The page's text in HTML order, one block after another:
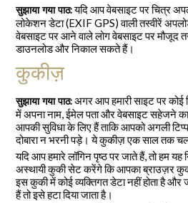
सुझाया गया पाठ:यदि आप वेबसाइट पर चित्र
लोकेशन डेटा (EXIF GPS) वाली तस्वीरें
वेबसाइट पर आने वाले लोग वेबसाइट पर मौजूद
डाउनलोड और निकाल सकते हैं।
कुकीज़
सुझाया गया पाठ:अगर आप हमारी साइट पर
में अपना नाम, ईमेल पता और वेबसाइट सहेजने
आपकी सुविधा के लिए हैं ताकि आपको अगली
दोबारा न भरनी पड़े। ये कुकीज़ एक साल तक
यदि आप हमारे लॉगिन पृष्ठ पर जाते हैं, तो हम यह
अस्थायी कुकी सेट करेंगे कि आपका ब्राउज़र
इस कुकी में कोई व्यक्तिगत डेटा नहीं होता है
हैं तो इसे हटा दिया जाता है।